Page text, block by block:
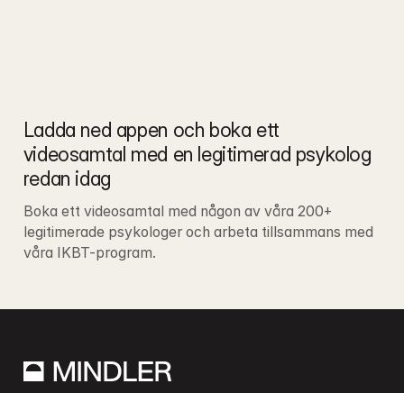
Ladda ned appen och boka ett
videosamtal med en legitimerad psykolog
redan idag
Boka ett videosamtal med någon av våra 200+
legitimerade psykologer och arbeta tillsammans med
våra IKBT-program.